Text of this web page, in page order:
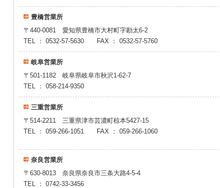
豊橋営業所
〒440-0081 愛知県豊橋市大村町字勘太6-2
TEL ： 0532-57-5630 FAX ： 0532-
岐阜営業所
〒501-1182 岐阜県岐阜市秋沢1-62-7
TEL ： 058-214-
三重営業所
〒514-2211 三重県津市芸濃町椋本5427-15
TEL ： 059-266-1051 FAX ： 059-
奈良営業所
〒630-8013 奈良県奈良市三条大路4-5-4
TEL ： 0742-33-